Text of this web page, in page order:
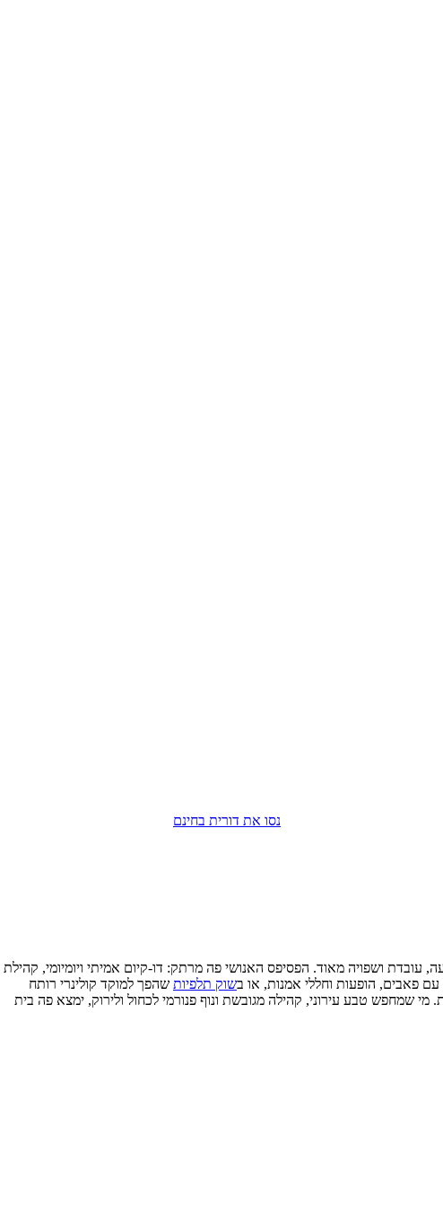
נסו את דורית בחינם
עובדת ושפויה מאוד. הפסיפס האנושי פה מרתק: דו-קיום אמיתי ויומיומי, קהילת
פאבים, הופעות וחללי אמנות, או בשוק תלפיות שהפך למוקד קולינרי רותח
שמחפש טבע עירוני, קהילה מגובשת ונוף פנורמי לכחול ולירוק, ימצא פה בית